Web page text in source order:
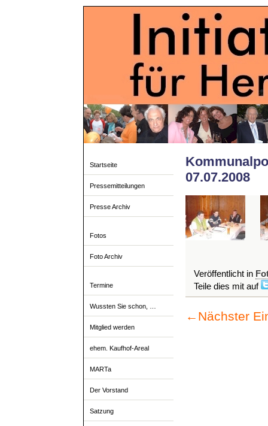
Startseite
Pressemitteilungen
Presse Archiv
Fotos
Foto Archiv
Termine
Wussten Sie schon, …
Mitglied werden
ehem. Kaufhof-Areal
MARTa
Der Vorstand
Satzung
07.07.2008
Veröffentlicht in
Teile dies mit auf
← Nächster